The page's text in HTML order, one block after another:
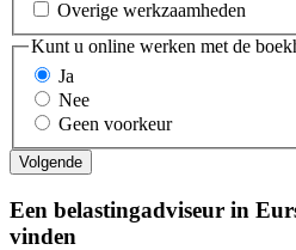
Overige werkzaamheden
Kunt u online werken met de
Ja
Nee
Geen voorkeur
Een belastingadviseur in
vinden